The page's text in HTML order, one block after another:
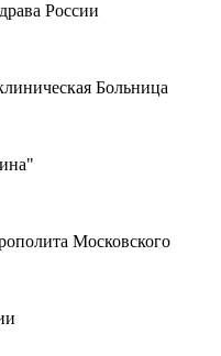
России
Больница
Московского